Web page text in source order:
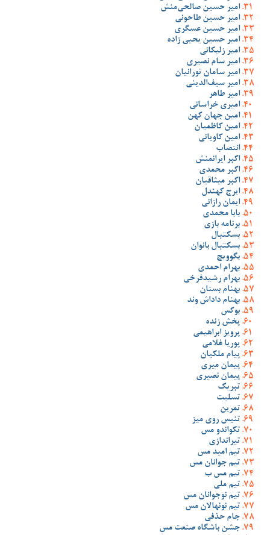
امیر حسین صالحی‌منش
امیر حسین طاحونی
امیر حسین عسگری
امیر حسین یحیی زاده
امیر زلیکانی
امیر سام نصیری
امیر سامان تورانیان
امیر سیف‌الدینی
امیر طاهر
امیری خراسانی
امین جهان کهن
امین کاظمیان
امین کاویانی
انتصاب
اکبر ایرانمنش
اکبر محمدی
اکبر میثاقیان
ایرج کهندل
ایمان رازانی
بابا محمدی
برنامه بازی
بسکتبال
بسکتبال بانوان
بگوویچ
بهرام احمدی
بهرام رشیدفرخی
بهنام بستان
بهنام داداش وند
بوکس
پخش زنده
پرویز ابراهیمی
پوریا غلامی
پیام ملکیان
پیمان میری
پیمان نصیری
تبریک
تسلیت
تمرین
تنیس روی میز
تکواندو مس
تیراندازی
تیم امید مس
تیم جوانان مس
تیم مس ب
تیم ملی
تیم نوجوانان مس
تیم نونهالان مس
جام حذفی
جشن باشگاه صنعت مس